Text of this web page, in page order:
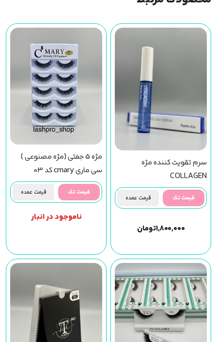
سرم تقویت کننده مژه
COLLAGEN
قیمت تک قیمت عمده
۱,۸۰۰,۰۰۰تومان
مژه 5 جفتی (مژه مصنوعی )
سی ماری cmary کد 03
قیمت تک قیمت عمده
ناموجود در انبار